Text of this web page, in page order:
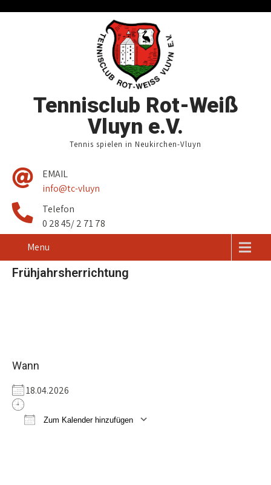
Tennisclub Rot-Weiß
Vluyn e.V.
Tennis spielen in Neukirchen-Vluyn
EMAIL
info@tc-vluyn
Telefon
0 28 45/ 2 71 78
Menu
Frühjahrsherrichtung
Wann
18.04.2026
Zum Kalender hinzufügen